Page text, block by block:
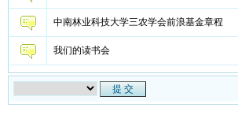
中南林业科技大学三农学会前浪基金章程
我们的读书会